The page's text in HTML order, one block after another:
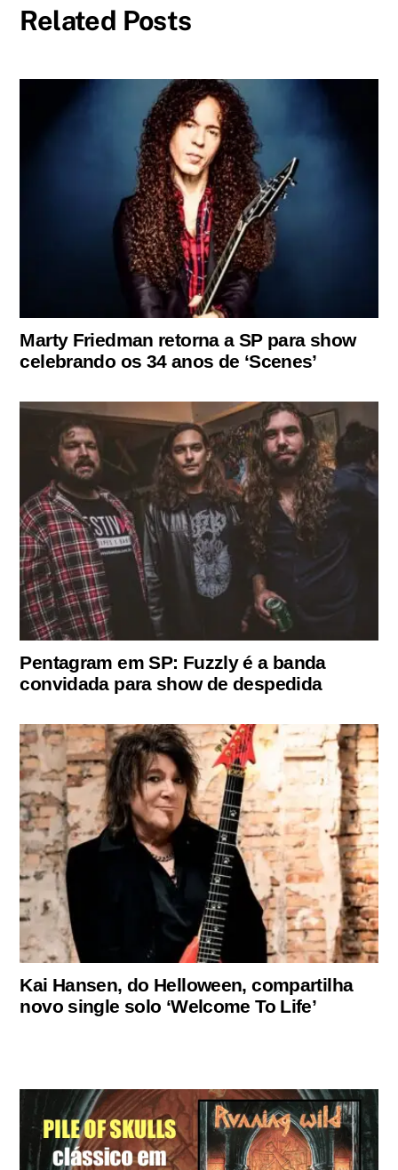
Related Posts
Marty Friedman retorna a SP para show
celebrando os 34 anos de ‘Scenes’
Pentagram em SP: Fuzzly é a banda
convidada para show de despedida
Kai Hansen, do Helloween, compartilha
novo single solo ‘Welcome To Life’